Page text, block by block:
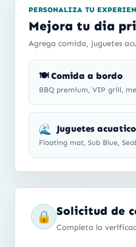
PERSONALIZA TU
Mejora tu dia
Agrega comida, juguetes
🍽️ Comida a bordo
BBQ premium, VIP grill,
🌊 Juguetes
Floating mat, Sub Blue,
🔒 Solicitud de
Completa la